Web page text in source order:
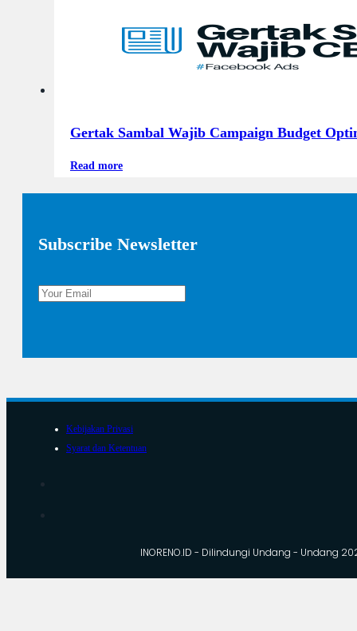
Gertak Sambal Wajib Campaign Budget
Read more
Subscribe Newsletter
Kebijakan Privasi
Syarat dan Ketentuan
INORENO.ID - Dilindungi Undang - Undang